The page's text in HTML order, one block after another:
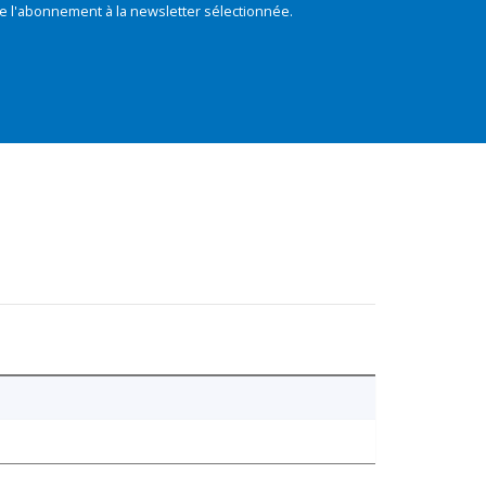
à la newsletter sélectionnée.